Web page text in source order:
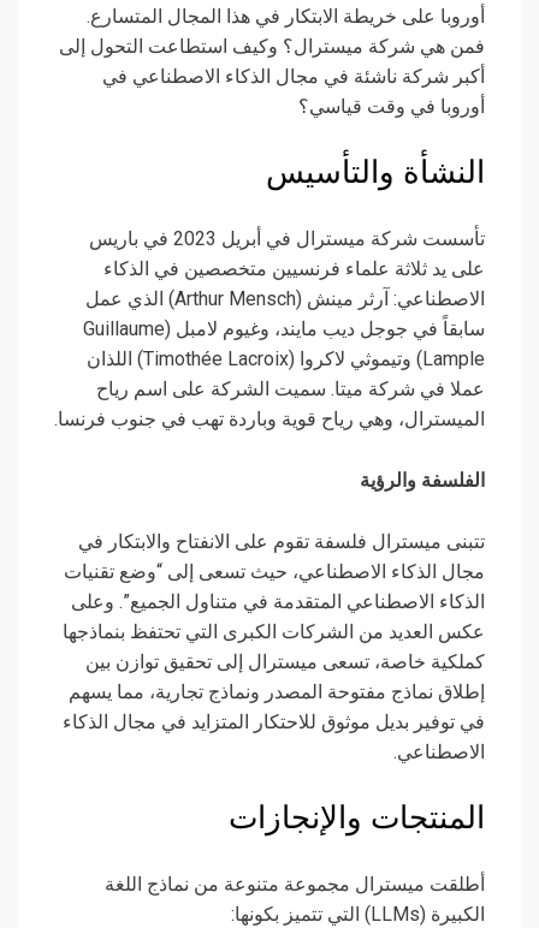
أوروبا على خريطة الابتكار في هذا المجال المتسارع.
فمن هي شركة ميسترال؟ وكيف استطاعت التحول إلى
أكبر شركة ناشئة في مجال الذكاء الاصطناعي في
أوروبا في وقت قياسي؟
النشأة والتأسيس
تأسست شركة ميسترال في أبريل 2023 في باريس
على يد ثلاثة علماء فرنسيين متخصصين في الذكاء
الاصطناعي: آرثر مينش (Arthur Mensch) الذي عمل
سابقاً في جوجل ديب مايند، وغيوم لامبل (Guillaume
Lample) وتيموثي لاكروا (Timothée Lacroix) اللذان
عملا في شركة ميتا. سميت الشركة على اسم رياح
الميسترال، وهي رياح قوية وباردة تهب في جنوب فرنسا.
الفلسفة والرؤية
تتبنى ميسترال فلسفة تقوم على الانفتاح والابتكار في
مجال الذكاء الاصطناعي، حيث تسعى إلى “وضع تقنيات
الذكاء الاصطناعي المتقدمة في متناول الجميع”. وعلى
عكس العديد من الشركات الكبرى التي تحتفظ بنماذجها
كملكية خاصة، تسعى ميسترال إلى تحقيق توازن بين
إطلاق نماذج مفتوحة المصدر ونماذج تجارية، مما يسهم
في توفير بديل موثوق للاحتكار المتزايد في مجال الذكاء
الاصطناعي.
المنتجات والإنجازات
أطلقت ميسترال مجموعة متنوعة من نماذج اللغة
الكبيرة (LLMs) التي تتميز بكونها: